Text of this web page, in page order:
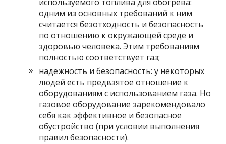
одним из основных требований к ним
считается безотходность и безопасность
по отношению к окружающей среде и
здоровью человека. Этим требованиям
полностью соответствует газ;
надежность и безопасность: у некоторых
людей есть предвзятое отношение к
оборудованиям с использованием газа. Но
газовое оборудование зарекомендовало
себя как эффективное и безопасное
обустройство (при условии выполнения
правил безопасности).